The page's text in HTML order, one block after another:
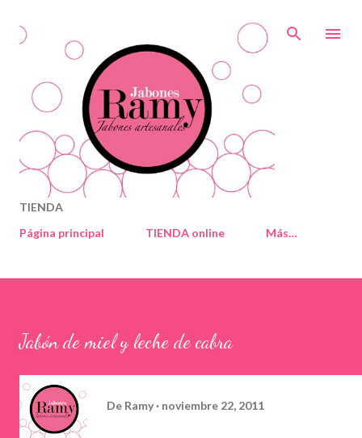
TIENDA
Página principal
TIENDA online Más…
Jabón de miel y leche de cabra
De Ramy noviembre 22, 2011